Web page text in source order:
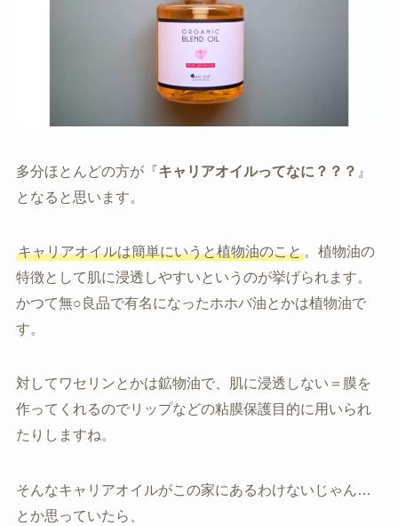
多分ほとんどの方が『キャリアオイルってなに？？？ 』
となると思います。
キャリアオイルは簡単にいうと植物油のこと。植物油の
特徴として肌に浸透しやすいというのが挙げられます。
かつて無○良品で有名になったホホバ油とかは植物油で
す。
対してワセリンとかは鉱物油で、肌に浸透しない＝膜を
作ってくれるのでリップなどの粘膜保護目的に用いられ
たりしますね。
そんなキャリアオイルがこの家にあるわけないじゃん…
とか思っていたら、